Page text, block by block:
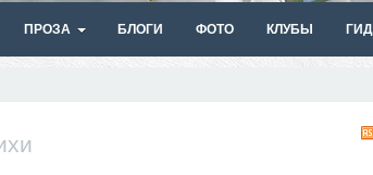
ПРОЗА БЛОГИ ФОТО КЛУБЫ